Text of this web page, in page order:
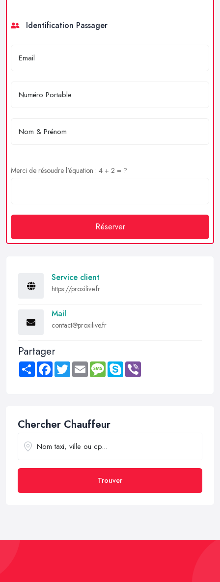
Identification Passager
Merci de résoudre l'équation : 4 + 2 = ?
Réserver
Service client
https://proxilive.fr
Mail
contact@proxilive.fr
Partager
Share FacebookTwitter Email MessageSkype
Chercher Chauffeur
Trouver